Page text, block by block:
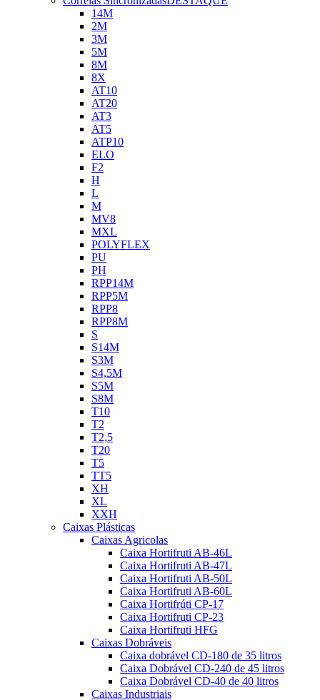
14M
2M
3M
5M
8M
8X
AT10
AT20
AT3
AT5
ATP10
ELO
F2
H
L
M
MV8
MXL
POLYFLEX
PU
PH
RPP14M
RPP5M
RPP8
RPP8M
S
S14M
S3M
S4,5M
S5M
S8M
T10
T2
T2,5
T20
T5
TT5
XH
XL
XXH
Caixas Plásticas
Caixas Agricolas
Caixa Hortifruti AB-46L
Caixa Hortifruti AB-47L
Caixa Hortifruti AB-50L
Caixa Hortifruti AB-60L
Caixa Hortifrúti CP-17
Caixa Hortifruti CP-23
Caixa Hortifruti HFG
Caixas Dobráveis
Caixa dobrável CD-180 de 35 litros
Caixa Dobrável CD-240 de 45 litros
Caixa Dobrável CD-40 de 40 litros
Caixas Industriais